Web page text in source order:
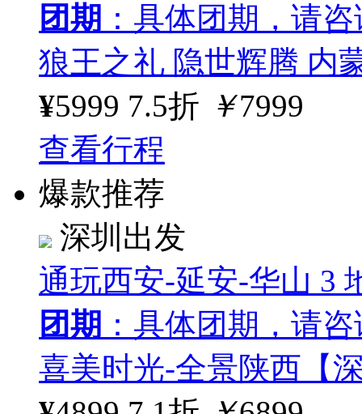
团期 ：具体团期，请
狼王之礼 隐世辉腾 内
¥5999 7.5折 ￥7999
查看行程
爆款推荐
深圳出发
通玩西安-延安-华山 3
团期 ：具体团期，请
喜美时光-全景陕西【